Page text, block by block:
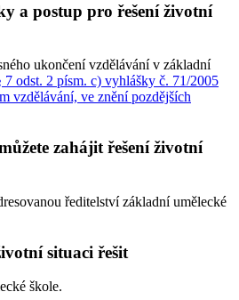
a postup pro řešení životní
ukončení vzdělávání v základní
7 odst. 2 písm. c) vyhlášky č. 71/2005
vzdělávání, ve znění pozdějších
zahájit řešení životní
ředitelství základní umělecké
situaci řešit
škole.